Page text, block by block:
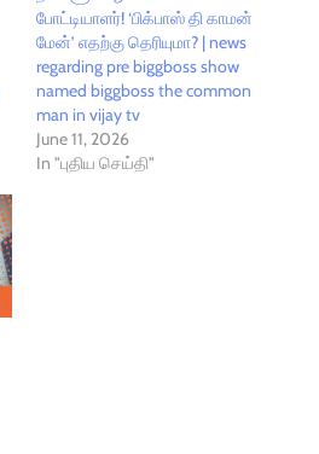
போட்டியாளர்! ‘பிக்பாஸ் தி காமன்
மேன்’ எதற்கு தெரியுமா? | news
regarding pre biggboss show
named biggboss the common
man in vijay tv
June 11, 2026
In "புதிய செய்தி"